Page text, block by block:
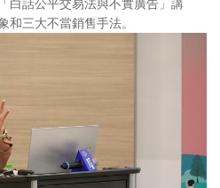
三大不當銷售手法。